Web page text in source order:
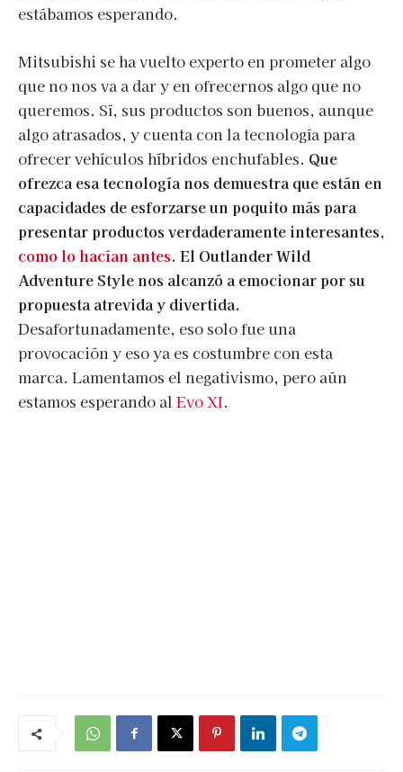
estábamos esperando.
Mitsubishi se ha vuelto experto en prometer algo
que no nos va a dar y en ofrecernos algo que no
queremos. Sí, sus productos son buenos, aunque
algo atrasados, y cuenta con la tecnología para
ofrecer vehículos híbridos enchufables. Que
ofrezca esa tecnología nos demuestra que están en
capacidades de esforzarse un poquito más para
presentar productos verdaderamente interesantes,
como lo hacían antes. El Outlander Wild
Adventure Style nos alcanzó a emocionar por su
propuesta atrevida y divertida.
Desafortunadamente, eso solo fue una
provocación y eso ya es costumbre con esta
marca. Lamentamos el negativismo, pero aún
estamos esperando al Evo XI.